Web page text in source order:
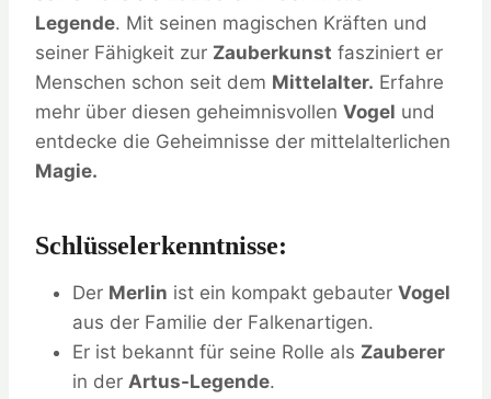
Legende. Mit seinen magischen Kräften und
seiner Fähigkeit zur Zauberkunst fasziniert er
Menschen schon seit dem Mittelalter. Erfahre
mehr über diesen geheimnisvollen Vogel und
entdecke die Geheimnisse der mittelalterlichen
Magie.
Schlüsselerkenntnisse:
Der Merlin ist ein kompakt gebauter Vogel
aus der Familie der Falkenartigen.
Er ist bekannt für seine Rolle als Zauberer
in der Artus-Legende.